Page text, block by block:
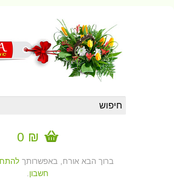
₪ 0
ברוך הבא אורח, באפשרותך
חשבון.